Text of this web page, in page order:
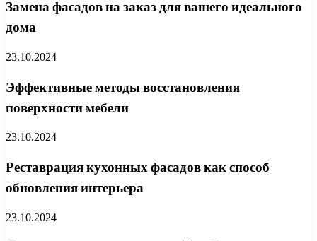
Замена фасадов на заказ для вашего идеального
дома
23.10.2024
Эффективные методы восстановления
поверхности мебели
23.10.2024
Реставрация кухонных фасадов как способ
обновления интерьера
23.10.2024